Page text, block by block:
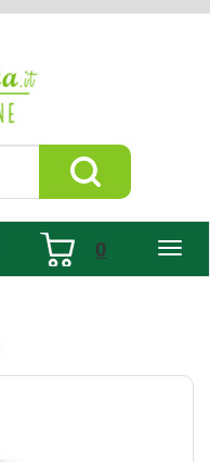
Cerca Prodotto
0prodotti